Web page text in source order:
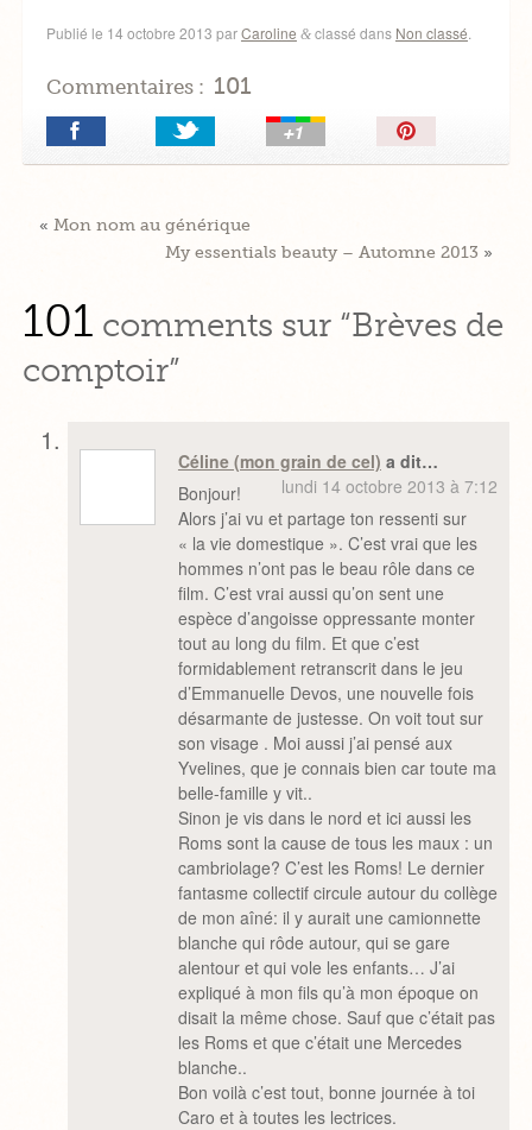
Publié le 14 octobre 2013 parCaroline &classé dans Non classé
Commentaires : 101
Épingler!
«Mon nom au générique
My essentials beauty – Automne 2013 »
101 comments sur “Brèves de
comptoir”
Céline (mon grain de cel) a dit…
lundi 14 octobre 2013 à 7:12
Bonjour!
Alors j’ai vu et partage ton ressenti sur
« la vie domestique ». C’est vrai que les
hommes n’ont pas le beau rôle dans ce
film. C’est vrai aussi qu’on sent une
espèce d’angoisse oppressante monter
tout au long du film. Et que c’est
formidablement retranscrit dans le jeu
d’Emmanuelle Devos, une nouvelle fois
désarmante de justesse. On voit tout sur
son visage . Moi aussi j’ai pensé aux
Yvelines, que je connais bien car toute ma
belle-famille y vit..
Sinon je vis dans le nord et ici aussi les
Roms sont la cause de tous les maux : un
cambriolage? C’est les Roms! Le dernier
fantasme collectif circule autour du collège
de mon aîné: il y aurait une camionnette
blanche qui rôde autour, qui se gare
alentour et qui vole les enfants… J’ai
expliqué à mon fils qu’à mon époque on
disait la même chose. Sauf que c’était pas
les Roms et que c’était une Mercedes
blanche..
Bon voilà c’est tout, bonne journée à toi
Caro et à toutes les lectrices.